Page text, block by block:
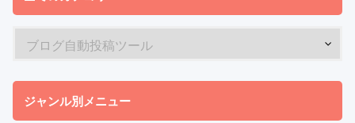
ジャンル別メニュー